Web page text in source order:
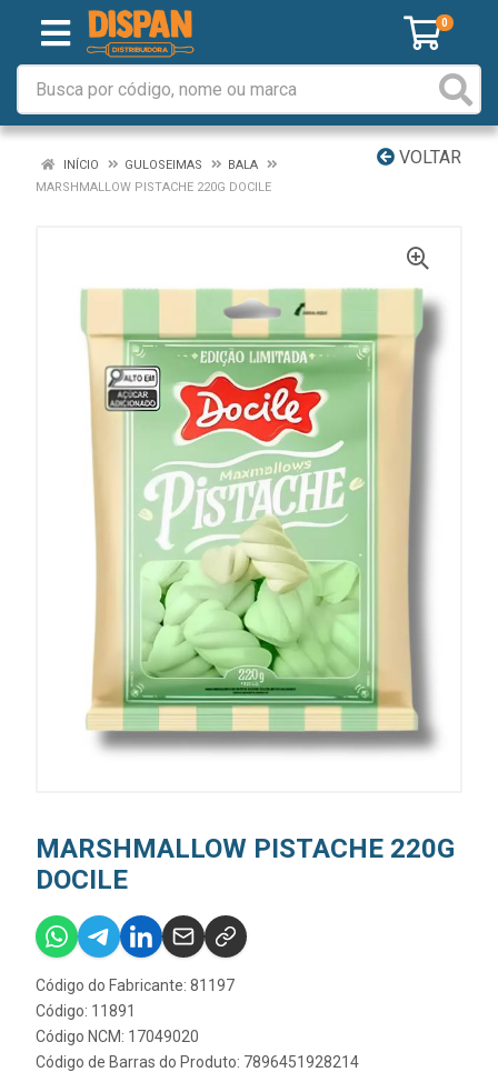
0
VOLTAR
INÍCIO GULOSEIMAS
BALA
MARSHMALLOW PISTACHE 220G DOCILE
MARSHMALLOW PISTACHE 220G
DOCILE
Código do Fabricante: 81197
Código: 11891
Código NCM: 17049020
Código de Barras do Produto: 7896451928214